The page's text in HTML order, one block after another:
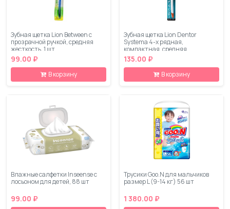
Зубная щетка Lion Between с
прозрачной ручкой, средняя
жесткость, 1 шт
99.00 ₽
В корзину
Зубная щетка Lion Dentor
Systema 4-х рядная,
компактная, средняя
жесткость, 1 шт
135.00 ₽
В корзину
Влажные салфетки Inseense с
лосьоном для детей, 88 шт
99.00 ₽
Трусики Goo.N для мальчиков
размер L (9-14 кг) 56 шт
1 380.00 ₽